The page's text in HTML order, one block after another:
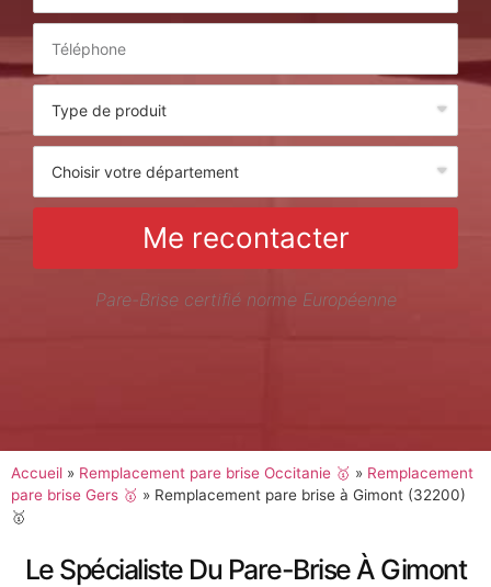
Me recontacter
Pare-Brise certifié norme Européenne
Accueil » Remplacement pare brise Occitanie 🥇 » Remplacement
pare brise Gers 🥇 » Remplacement pare brise à Gimont (32200)
🥇
Le Spécialiste Du Pare-Brise À Gimont